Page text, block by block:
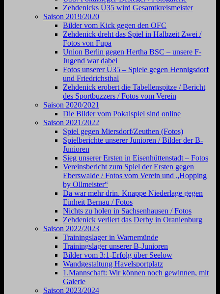
Zehdenicks Ü35 wird Gesamtkreismeister
Saison 2019/2020
Bilder vom Kick gegen den OFC
Zehdenick dreht das Spiel in Halbzeit Zwei /
Fotos von Fupa
Union Berlin gegen Hertha BSC – unsere F-
Jugend war dabei
Fotos unserer Ü35 – Spiele gegen Hennigsdorf
und Friedrichsthal
Zehdenick erobert die Tabellenspitze / Bericht
des Sportbuzzers / Fotos vom Verein
Saison 2020/2021
Die Bilder vom Pokalspiel sind online
Saison 2021/2022
Spiel gegen Miersdorf/Zeuthen (Fotos)
Spielberichte unserer Junioren / Bilder der B-
Junioren
Sieg unserer Ersten in Eisenhüttenstadt – Fotos
Vereinsbericht zum Spiel der Ersten gegen
Eberswalde / Fotos vom Verein und „Hopping
by Ollmeister“
Da war mehr drin. Knappe Niederlage gegen
Einheit Bernau / Fotos
Nichts zu holen in Sachsenhausen / Fotos
Zehdenick verliert das Derby in Oranienburg
Saison 2022/2023
Trainingslager in Warnemünde
Trainingslager unserer B-Junioren
Bilder vom 3:1-Erfolg über Seelow
Wandgestaltung Havelsportplatz
1.Mannschaft: Wir können noch gewinnen, mit
Galerie
Saison 2023/2024